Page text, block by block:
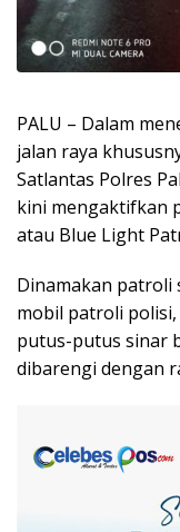
PALU – Dalam
jalan raya
Satlantas Polres
kini mengaktifkan
atau Blue Light
Dinamakan patroli
mobil patroli
putus-putus sinar
dibarengi dengan